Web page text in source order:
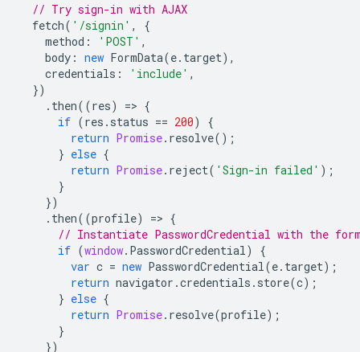
// Try sign-in with AJAX
fetch( '/signin' ,
{
method : 'POST' ,
body : new FormData(e. target),
credentials : 'include' ,
})
. then((res) => {
if (res . status == 200)
{
return Promise. resolve();
} else {
return Promise. reject( 'Sign-in failed' );
}
})
. then((profile) => {
// Instantiate PasswordCredential with the
if (window. PasswordCredential)
{
var c = new PasswordCredential(e. target);
return navigator .credentials . store(c);
} else {
return Promise. resolve(profile);
}
})